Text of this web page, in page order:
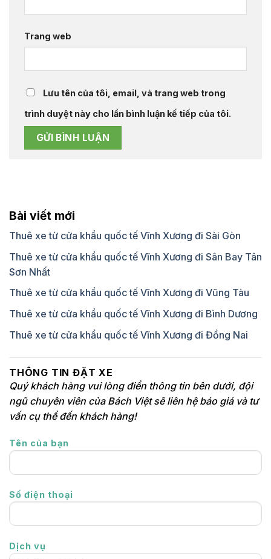
Trang web
Lưu tên của tôi, email, và trang web trong
trình duyệt này cho lần bình luận kế tiếp của tôi.
Bài viết mới
Thuê xe từ cửa khẩu quốc tế Vĩnh Xương đi Sài Gòn
Thuê xe từ cửa khẩu quốc tế Vĩnh Xương đi Sân Bay Tân
Sơn Nhất
Thuê xe từ cửa khẩu quốc tế Vĩnh Xương đi Vũng Tàu
Thuê xe từ cửa khẩu quốc tế Vĩnh Xương đi Bình Dương
Thuê xe từ cửa khẩu quốc tế Vĩnh Xương đi Đồng Nai
THÔNG TIN ĐẶT XE
Quý khách hàng vui lòng điền thông tin bên dưới, đội
ngũ chuyên viên của Bách Việt sẽ liên hệ báo giá và tư
vấn cụ thể đến khách hàng!
Tên của bạn
Số điện thoại
Dịch vụ